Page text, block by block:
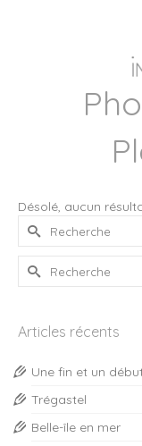
Désolé, aucun
Rechercher :
Rechercher :
Articles récents
Une fin et un début
Trégastel
Belle-île en mer